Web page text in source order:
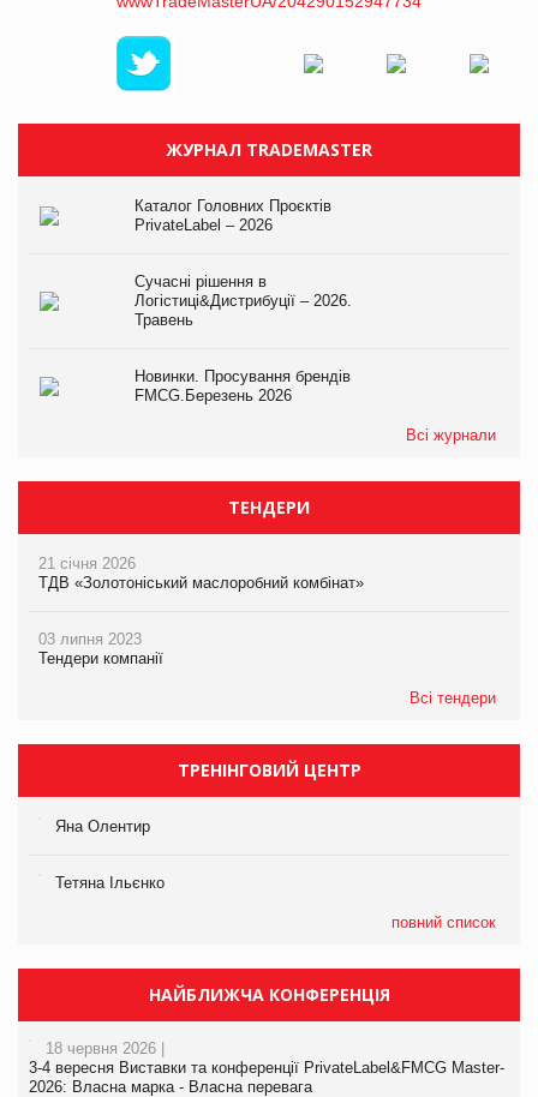
ЖУРНАЛ TRADEMASTER
Каталог Головних Проєктів
PrivateLabel – 2026
Сучасні рішення в
Логістиці&Дистрибуції – 2026.
Травень
Новинки. Просування брендів
FMCG.Березень 2026
Всі журнали
ТЕНДЕРИ
21 січня 2026
ТДВ «Золотоніський маслоробний комбінат»
03 липня 2023
Тендери компанії
Всі тендери
ТРЕНІНГОВИЙ ЦЕНТР
Яна Олентир
Тетяна Ільєнко
повний список
НАЙБЛИЖЧА КОНФЕРЕНЦІЯ
18 червня 2026 |
3-4 вересня Виставки та конференції PrivateLabel&FMCG Master-
2026: Власна марка - Власна перевага